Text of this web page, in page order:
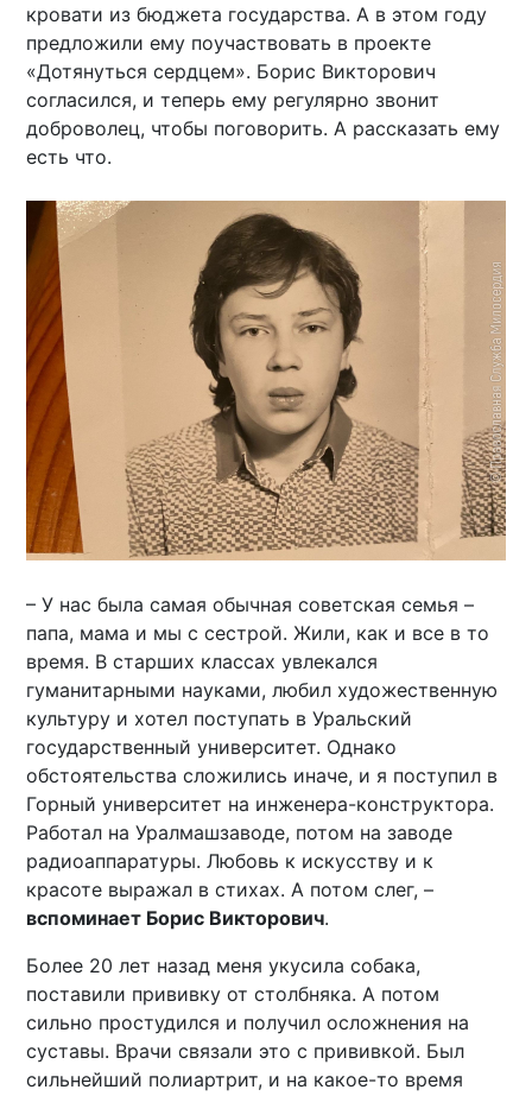
кровати из бюджета государства. А в этом году
предложили ему поучаствовать в проекте
«Дотянуться сердцем». Борис Викторович
согласился, и теперь ему регулярно звонит
доброволец, чтобы поговорить. А рассказать ему
есть что.
– У нас была самая обычная советская семья –
папа, мама и мы с сестрой. Жили, как и все в то
время. В старших классах увлекался
гуманитарными науками, любил художественную
культуру и хотел поступать в Уральский
государственный университет. Однако
обстоятельства сложились иначе, и я поступил в
Горный университет на инженера-конструктора.
Работал на Уралмашзаводе, потом на заводе
радиоаппаратуры. Любовь к искусству и к
красоте выражал в стихах. А потом слег, –
вспоминает Борис Викторович.
Более 20 лет назад меня укусила собака,
поставили прививку от столбняка. А потом
сильно простудился и получил осложнения на
суставы. Врачи связали это с прививкой. Был
сильнейший полиартрит, и на какое-то время